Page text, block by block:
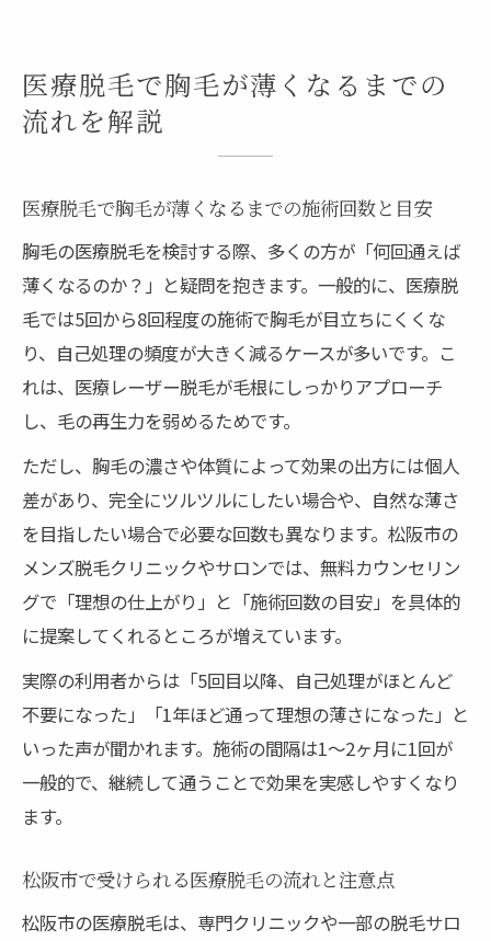
医療脱毛で胸毛が薄くなるまでの
流れを解説
医療脱毛で胸毛が薄くなるまでの施術回数と目安
胸毛の医療脱毛を検討する際、多くの方が「何回通えば
薄くなるのか？」と疑問を抱きます。一般的に、医療脱
毛では5回から8回程度の施術で胸毛が目立ちにくくな
り、自己処理の頻度が大きく減るケースが多いです。こ
れは、医療レーザー脱毛が毛根にしっかりアプローチ
し、毛の再生力を弱めるためです。
ただし、胸毛の濃さや体質によって効果の出方には個人
差があり、完全にツルツルにしたい場合や、自然な薄さ
を目指したい場合で必要な回数も異なります。松阪市の
メンズ脱毛クリニックやサロンでは、無料カウンセリン
グで「理想の仕上がり」と「施術回数の目安」を具体的
に提案してくれるところが増えています。
実際の利用者からは「5回目以降、自己処理がほとんど
不要になった」「1年ほど通って理想の薄さになった」と
いった声が聞かれます。施術の間隔は1〜2ヶ月に1回が
一般的で、継続して通うことで効果を実感しやすくなり
ます。
松阪市で受けられる医療脱毛の流れと注意点
松阪市の医療脱毛は、専門クリニックや一部の脱毛サロ